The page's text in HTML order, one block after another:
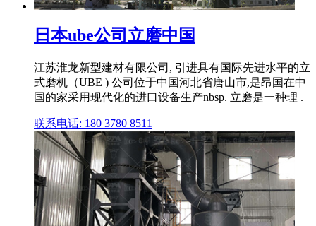
日本ube公司立磨中国
江苏淮龙新型建材有限公司, 引进具有国际先进水平的立
式磨机（UBE ) 公司位于中国河北省唐山市,是昂国在中
国的家采用现代化的进口设备生产nbsp. 立磨是一种理 .
联系电话: 180 3780 8511